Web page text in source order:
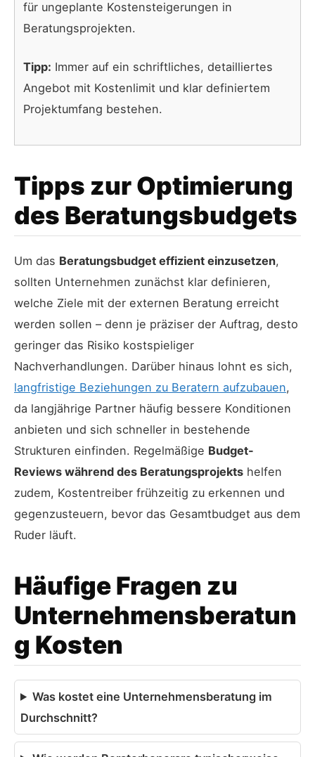
für ungeplante Kostensteigerungen in
Beratungsprojekten.
Tipp: Immer auf ein schriftliches, detailliertes
Angebot mit Kostenlimit und klar definiertem
Projektumfang bestehen.
Tipps zur Optimierung
des Beratungsbudgets
Um das Beratungsbudget effizient einzusetzen,
sollten Unternehmen zunächst klar definieren,
welche Ziele mit der externen Beratung erreicht
werden sollen – denn je präziser der Auftrag, desto
geringer das Risiko kostspieliger
Nachverhandlungen. Darüber hinaus lohnt es sich,
langfristige Beziehungen zu Beratern aufzubauen,
da langjährige Partner häufig bessere Konditionen
anbieten und sich schneller in bestehende
Strukturen einfinden. Regelmäßige Budget-
Reviews während des Beratungsprojekts helfen
zudem, Kostentreiber frühzeitig zu erkennen und
gegenzusteuern, bevor das Gesamtbudget aus dem
Ruder läuft.
Häufige Fragen zu
Unternehmensberatun
g Kosten
Was kostet eine Unternehmensberatung im
Durchschnitt?